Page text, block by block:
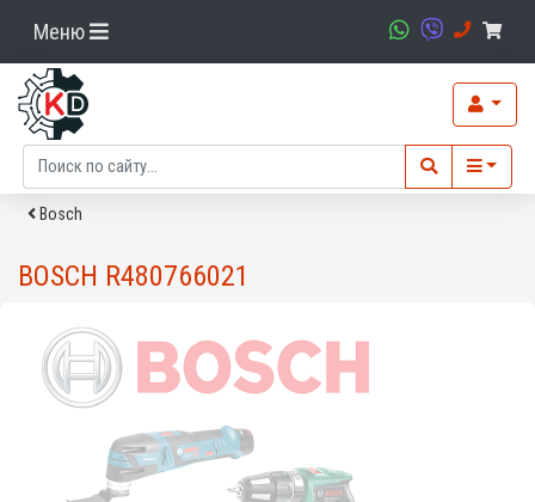
Меню
Bosch
BOSCH R480766021